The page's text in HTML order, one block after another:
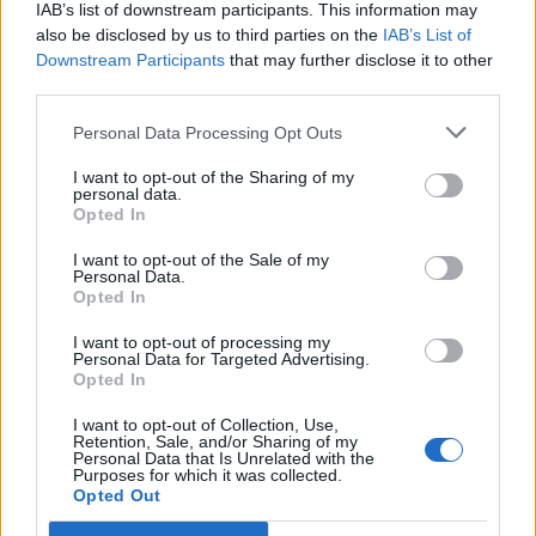
IAB’s list of downstream participants. This information may
also be disclosed by us to third parties on the IAB’s List of
Downstream Participants that may further disclose it to other
Personal Data Processing Opt Outs
I want to opt-out of the Sharing of my
personal data.
Opted In
I want to opt-out of the Sale of my
Personal Data.
Opted In
I want to opt-out of processing my
Personal Data for Targeted Advertising.
Opted In
I want to opt-out of Collection, Use,
Retention, Sale, and/or Sharing of my
Personal Data that Is Unrelated with the
Purposes for which it was collected.
Opted Out
Διακοπή νερού σήμερα στη Σπάρτη